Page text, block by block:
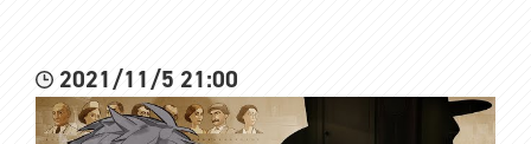
2021/11/5 21:00